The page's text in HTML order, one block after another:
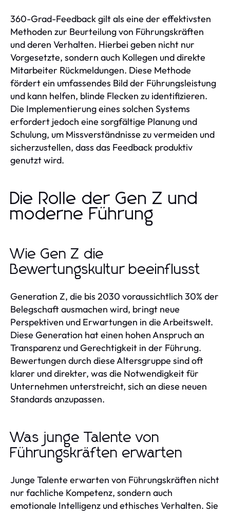
360-Grad-Feedback gilt als eine der effektivsten
Methoden zur Beurteilung von Führungskräften
und deren Verhalten. Hierbei geben nicht nur
Vorgesetzte, sondern auch Kollegen und direkte
Mitarbeiter Rückmeldungen. Diese Methode
fördert ein umfassendes Bild der Führungsleistung
und kann helfen, blinde Flecken zu identifizieren.
Die Implementierung eines solchen Systems
erfordert jedoch eine sorgfältige Planung und
Schulung, um Missverständnisse zu vermeiden und
sicherzustellen, dass das Feedback produktiv
genutzt wird.
Die Rolle der Gen Z und
moderne Führung
Wie Gen Z die
Bewertungskultur beeinflusst
Generation Z, die bis 2030 voraussichtlich 30% der
Belegschaft ausmachen wird, bringt neue
Perspektiven und Erwartungen in die Arbeitswelt.
Diese Generation hat einen hohen Anspruch an
Transparenz und Gerechtigkeit in der Führung.
Bewertungen durch diese Altersgruppe sind oft
klarer und direkter, was die Notwendigkeit für
Unternehmen unterstreicht, sich an diese neuen
Standards anzupassen.
Was junge Talente von
Führungskräften erwarten
Junge Talente erwarten von Führungskräften nicht
nur fachliche Kompetenz, sondern auch
emotionale Intelligenz und ethisches Verhalten. Sie